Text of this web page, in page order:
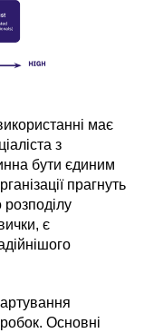
має
з
бути єдиним
прагнуть
розподілу
є
Основні